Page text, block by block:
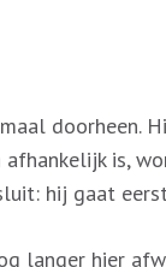
doorheen.
is,
hij gaat
langer hier